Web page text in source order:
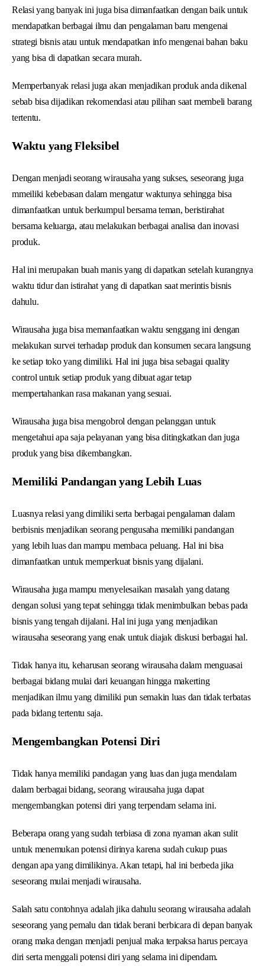
Relasi yang banyak ini juga bisa dimanfaatkan dengan baik untuk
mendapatkan berbagai ilmu dan pengalaman baru mengenai
strategi bisnis atau untuk mendapatkan info mengenai bahan baku
yang bisa di dapatkan secara murah.
Memperbanyak relasi juga akan menjadikan produk anda dikenal
sebab bisa dijadikan rekomendasi atau pilihan saat membeli barang
tertentu.
Waktu yang Fleksibel
Dengan menjadi seorang wirausaha yang sukses, seseorang juga
mmeiliki kebebasan dalam mengatur waktunya sehingga bisa
dimanfaatkan untuk berkumpul bersama teman, beristirahat
bersama keluarga, atau melakukan berbagai analisa dan inovasi
produk.
Hal ini merupakan buah manis yang di dapatkan setelah kurangnya
waktu tidur dan istirahat yang di dapatkan saat merintis bisnis
dahulu.
Wirausaha juga bisa memanfaatkan waktu senggang ini dengan
melakukan survei terhadap produk dan konsumen secara langsung
ke setiap toko yang dimiliki. Hal ini juga bisa sebagai quality
control untuk setiap produk yang dibuat agar tetap
mempertahankan rasa makanan yang sesuai.
Wirausaha juga bisa mengobrol dengan pelanggan untuk
mengetahui apa saja pelayanan yang bisa ditingkatkan dan juga
produk yang bisa dikembangkan.
Memiliki Pandangan yang Lebih Luas
Luasnya relasi yang dimiliki serta berbagai pengalaman dalam
berbisnis menjadikan seorang pengusaha memiliki pandangan
yang lebih luas dan mampu membaca peluang. Hal ini bisa
dimanfaatkan untuk memperkuat bisnis yang dijalani.
Wirausaha juga mampu menyelesaikan masalah yang datang
dengan solusi yang tepat sehingga tidak menimbulkan bebas pada
bisnis yang tengah dijalani. Hal ini juga yang menjadikan
wirausaha seseorang yang enak untuk diajak diskusi berbagai hal.
Tidak hanya itu, keharusan seorang wirausaha dalam menguasai
berbagai bidang mulai dari keuangan hingga makerting
menjadikan ilmu yang dimiliki pun semakin luas dan tidak terbatas
pada bidang tertentu saja.
Mengembangkan Potensi Diri
Tidak hanya memiliki pandagan yang luas dan juga mendalam
dalam berbagai bidang, seorang wirausaha juga dapat
mengembangkan potensi diri yang terpendam selama ini.
Beberapa orang yang sudah terbiasa di zona nyaman akan sulit
untuk menemukan potensi dirinya karena sudah cukup puas
dengan apa yang dimilikinya. Akan tetapi, hal ini berbeda jika
seseorang mulai menjadi wirausaha.
Salah satu contohnya adalah jika dahulu seorang wirausaha adalah
seseorang yang pemalu dan tidak berani berbicara di depan banyak
orang maka dengan menjadi penjual maka terpaksa harus percaya
diri serta menggali potensi diri yang selama ini dipendam.